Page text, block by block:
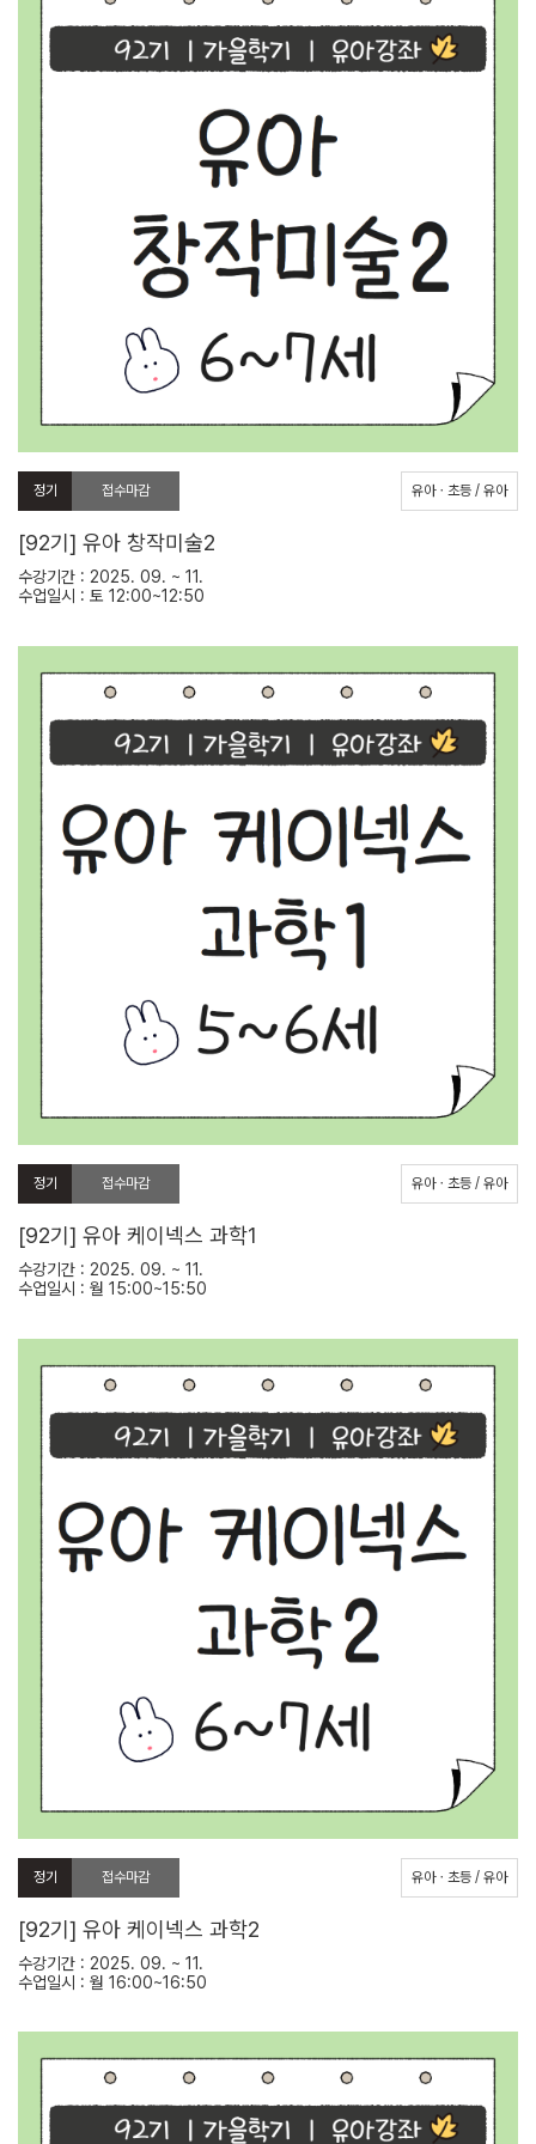
정기 접수마감 유아ㆍ초등 / 유아
[92기] 유아 창작미술2
수강기간 : 2025. 09. ~ 11.
수업일시 : 토 12:00~12:50
정기 접수마감 유아ㆍ초등 / 유아
[92기] 유아 케이넥스 과학1
수강기간 : 2025. 09. ~ 11.
수업일시 : 월 15:00~15:50
정기 접수마감 유아ㆍ초등 / 유아
[92기] 유아 케이넥스 과학2
수강기간 : 2025. 09. ~ 11.
수업일시 : 월 16:00~16:50